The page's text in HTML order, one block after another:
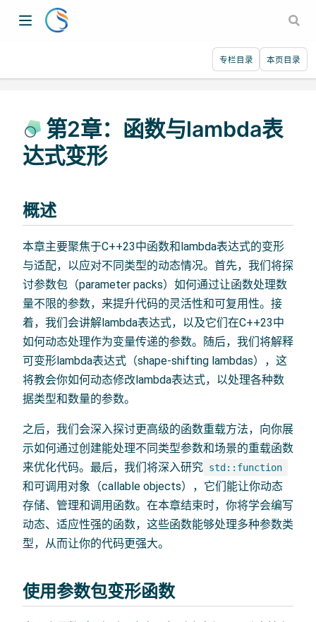
专栏目录 本页目录
第2章：函数与lambda表
达式变形
概述
本章主要聚焦于C++23中函数和lambda表达式的变形
与适配，以应对不同类型的动态情况。首先，我们将探
讨参数包（parameter packs）如何通过让函数处理数
量不限的参数，来提升代码的灵活性和可复用性。接
着，我们会讲解lambda表达式，以及它们在C++23中
如何动态处理作为变量传递的参数。随后，我们将解释
可变形lambda表达式（shape-shifting lambdas），这
将教会你如何动态修改lambda表达式，以处理各种数
据类型和数量的参数。
之后，我们会深入探讨更高级的函数重载方法，向你展
示如何通过创建能处理不同类型参数和场景的重载函数
来优化代码。最后，我们将深入研究 std::function
和可调用对象（callable objects），它们能让你动态
存储、管理和调用函数。在本章结束时，你将学会编写
动态、适应性强的函数，这些函数能够处理多种参数类
型，从而让你的代码更强大。
使用参数包变形函数